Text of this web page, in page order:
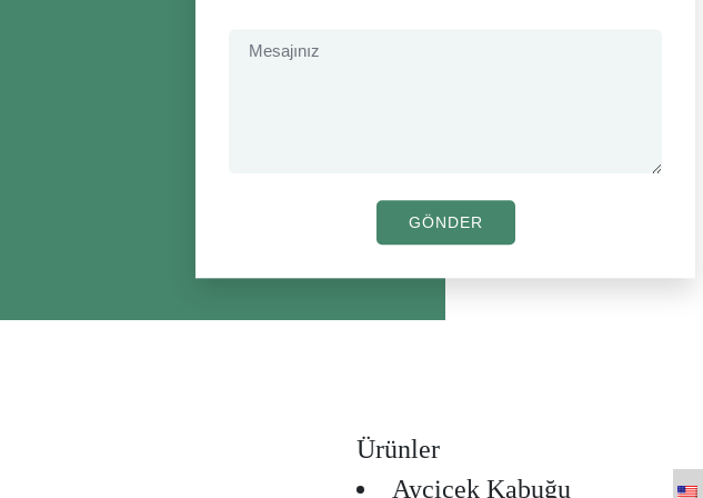
Ürünler
Ayçiçek Kabuğu